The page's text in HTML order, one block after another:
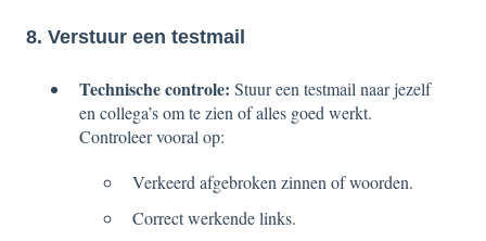
8. Verstuur een testmail
Technische controle: Stuur een testmail naar jezelf
en collega’s om te zien of alles goed werkt.
Controleer vooral op:
Verkeerd afgebroken zinnen of woorden.
Correct werkende links.